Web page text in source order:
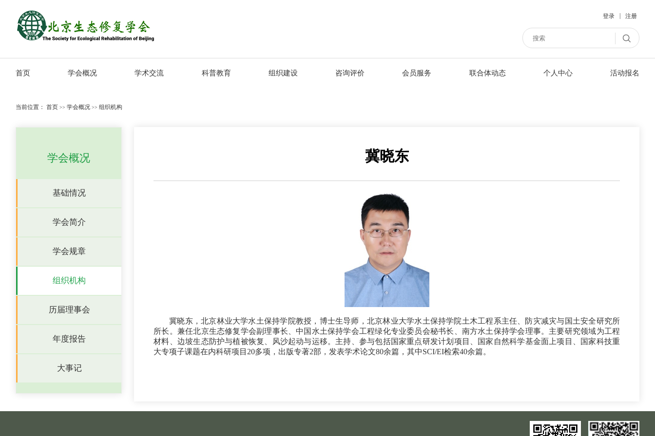
登录 注册
首页 学会概况 学术交流 科普教育 组织建设 咨询评价 会员服务 联合体动态 个人中心 活动报名
当前位置： 首页 >> 学会概况 >> 组织机构
学会概况
基础情况
学会简介
学会规章
组织机构
历届理事会
年度报告
大事记
冀晓东
冀晓东，北京林业大学水土保持学院教授，博士生导师，北京林业大学水土保持学院土木工程系主任、防灾减灾与国土安全研究所
所长。兼任北京生态修复学会副理事长、中国水土保持学会工程绿化专业委员会秘书长、南方水土保持学会理事。主要研究领域为工程
材料、边坡生态防护与植被恢复、风沙起动与运移。主持、参与包括国家重点研发计划项目、国家自然科学基金面上项目、国家科技重
大专项子课题在内科研项目20多项，出版专著2部，发表学术论文80余篇，其中SCI/EI检索40余篇。